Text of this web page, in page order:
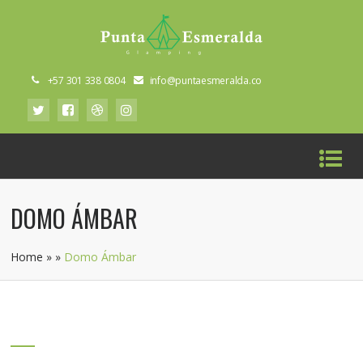
+57 301 338 0804 info@puntaesmeralda.co
DOMO ÁMBAR
Home » » Domo Ámbar